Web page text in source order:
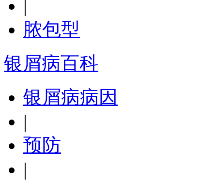
|
脓包型
银屑病百科
银屑病病因
|
预防
|